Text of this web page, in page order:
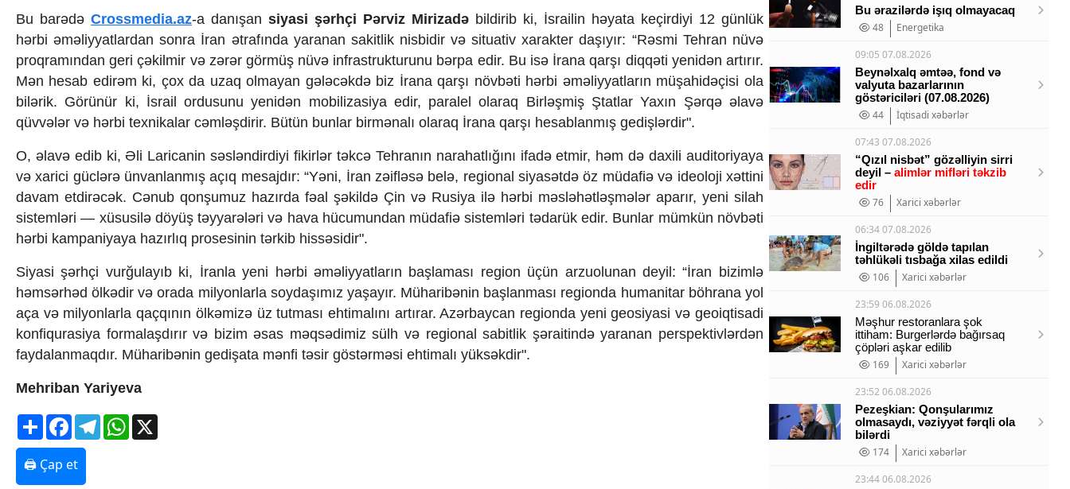
Media və QHT
Hadisə
Sağlamlıq
Sosium
Mənəvi dəyərlər
Texnologiya
Mətbuat-150
Əlaqə
Missiyamız
Bu barədə Crossmedia.az-a danışan siyasi şərhçi Pərviz Mirizadəbildirib ki, İsrailin həyata keçirdiyi 12 günlük
hərbi əməliyyatlardan sonra İran ətrafında yaranan sakitlik nisbidir və situativ xarakter daşıyır: “Rəsmi Tehran nüvə
proqramından geri çəkilmir və zərər görmüş nüvə infrastrukturunu bərpa edir. Bu isə İrana qarşı diqqəti yenidən artırır.
Mən hesab edirəm ki, çox da uzaq olmayan gələcəkdə biz İrana qarşı növbəti hərbi əməliyyatların müşahidəçisi ola
bilərik. Görünür ki, İsrail ordusunu yenidən mobilizasiya edir, paralel olaraq Birləşmiş Ştatlar Yaxın Şərqə əlavə
qüvvələr və hərbi texnikalar cəmləşdirir. Bütün bunlar birmənalı olaraq İrana qarşı hesablanmış gedişlərdir".
O, əlavə edib ki, Əli Laricanin səsləndirdiyi fikirlər təkcə Tehranın narahatlığını ifadə etmir, həm də daxili auditoriyaya
və xarici güclərə ünvanlanmış açıq mesajdır: “Yəni, İran zəifləsə belə, regional siyasətdə öz müdafiə və ideoloji xəttini
davam etdirəcək. Cənub qonşumuz hazırda fəal şəkildə Çin və Rusiya ilə hərbi məsləhətləşmələr aparır, yeni silah
sistemləri — xüsusilə döyüş təyyarələri və hava hücumundan müdafiə sistemləri tədarük edir. Bunlar mümkün növbəti
hərbi kampaniyaya hazırlıq prosesinin tərkib hissəsidir".
Siyasi şərhçi vurğulayıb ki, İranla yeni hərbi əməliyyatların başlaması region üçün arzuolunan deyil: “İran bizimlə
həmsərhəd ölkədir və orada milyonlarla soydaşımız yaşayır. Müharibənin başlanması regionda humanitar böhrana yol
aça və milyonlarla qaçqının ölkəmizə üz tutması ehtimalını artırar. Azərbaycan regionda yeni geosiyasi və geoiqtisadi
konfiqurasiya formalaşdırır və bizim əsas məqsədimiz sülh və regional sabitlik şəraitində yaranan perspektivlərdən
faydalanmaqdır. Müharibənin gedişata mənfi təsir göstərməsi ehtimalı yüksəkdir".
Mehriban Yariyeva
ShareFacebookTelegramWhatsApp
🖨 Çap et
Bu ərazilərdə işıq olmayacaq
48
Energetika
09:05 07.08.2026
Beynəlxalq əmtəə, fond və
valyuta bazarlarının
göstəriciləri (07.08.2026)
44
İqtisadi xəbərlər
07:43 07.08.2026
“Qızıl nisbət” gözəlliyin sirri
deyil – alimlər mifləri təkzib
edir
76
Xarici xəbərlər
06:34 07.08.2026
İngiltərədə göldə tapılan
təhlükəli tısbağa xilas edildi
106
Xarici xəbərlər
23:59 06.08.2026
Məşhur restoranlara şok
ittiham: Burgerlərdə bağırsaq
çöpləri aşkar edilib
169
Xarici xəbərlər
23:52 06.08.2026
Pezeşkian: Qonşularımız
olmasaydı, vəziyyət fərqli ola
bilərdi
174
Xarici xəbərlər
23:44 06.08.2026